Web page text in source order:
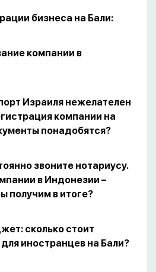
бизнеса на Бали:
компании в
Израиля нежелателен
компании на
понадобятся?
звоните нотариусу.
в Индонезии –
получим в итоге?
сколько стоит
иностранцев на Бали?